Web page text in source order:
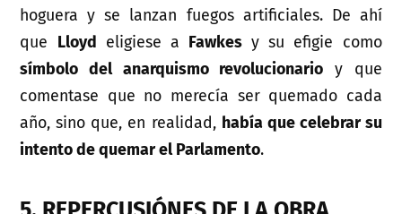
hoguera y se lanzan fuegos artificiales. De ahí
que Lloyd eligiese a Fawkes y su efigie como
símbolo del anarquismo revolucionario y que
comentase que no merecía ser quemado cada
año, sino que, en realidad, había que celebrar su
intento de quemar el Parlamento.